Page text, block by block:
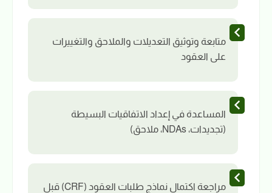
متابعة وتوثيق التعديلات والملاحق والتغييرات
على العقود
المساعدة في إعداد الاتفاقيات البسيطة
(تجديدات، NDAs، ملاحق)
مراجعة اكتمال نماذج طلبات العقود (CRF) قبل